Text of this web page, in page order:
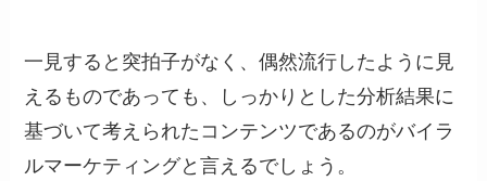
一見すると突拍子がなく、偶然流行したように見
えるものであっても、しっかりとした分析結果に
基づいて考えられたコンテンツであるのがバイラ
ルマーケティングと言えるでしょう。